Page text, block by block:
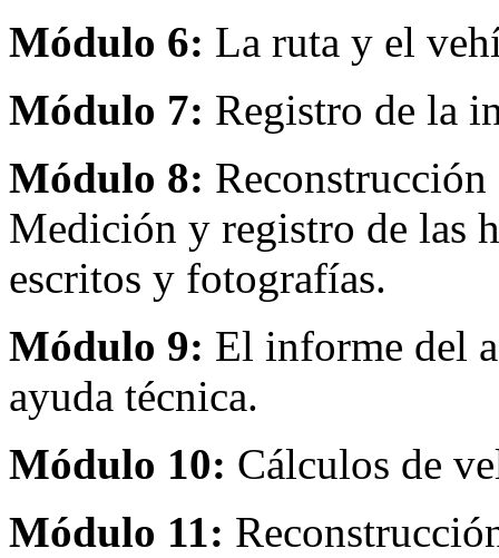
Módulo 6: La ruta y el
Módulo 7: Registro de la
Módulo 8:
Medición y registro de las
escritos y fotografías.
Módulo 9: El informe del
ayuda técnica.
Módulo 10: Cálculos de
Módulo 11: